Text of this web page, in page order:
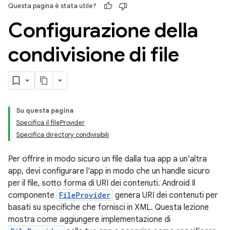
Questa pagina è stata utile?
Configurazione della
condivisione di file
Su questa pagina
Specifica il fileProvider
Specifica directory condivisibili
Per offrire in modo sicuro un file dalla tua app a un'altra
app, devi configurare l'app in modo che un handle sicuro
per il file, sotto forma di URI dei contenuti. Android Il
componente FileProvider genera URI dei contenuti per
basati su specifiche che fornisci in XML. Questa lezione
mostra come aggiungere implementazione di